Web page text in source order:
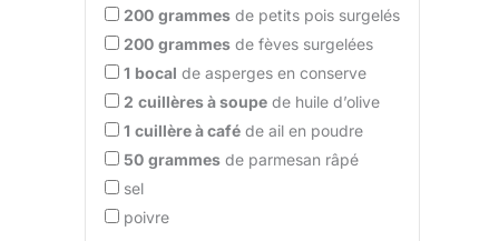
200 grammes de petits pois surgelés
200 grammes de fèves surgelées
1 bocal de asperges en conserve
2 cuillères à soupe de huile d’olive
1 cuillère à café de ail en poudre
50 grammes de parmesan râpé
sel
poivre